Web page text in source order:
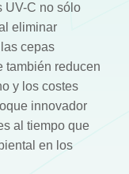
UV-C no sólo
eliminar
cepas
también reducen
y los costes
innovador
al tiempo que
en los